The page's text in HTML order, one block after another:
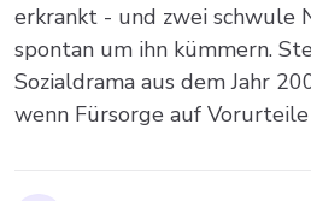
erkrankt - und zwei schwule
spontan um ihn kümmern.
Sozialdrama aus dem Jahr
wenn Fürsorge auf